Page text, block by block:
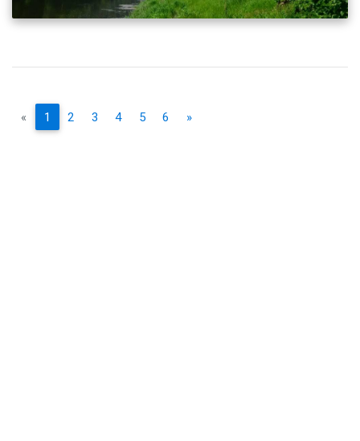
« 1 2 3 4 5 6 »